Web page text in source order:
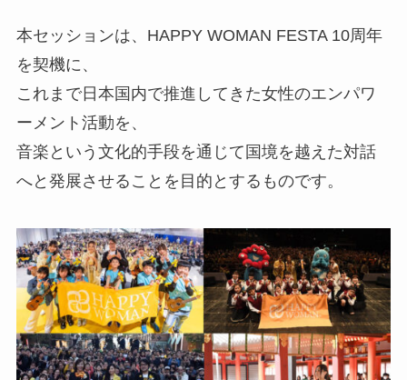
本セッションは、HAPPY WOMAN FESTA 10周年
を契機に、
これまで日本国内で推進してきた女性のエンパワ
ーメント活動を、
音楽という文化的手段を通じて国境を越えた対話
へと発展させることを目的とするものです。